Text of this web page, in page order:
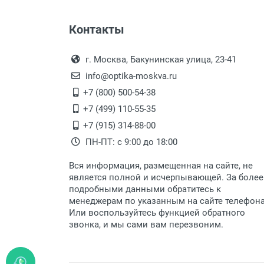
Длина дужки:
Ширина линзы:
Высота линзы:
Ширина мостика:
Тип оправы:
Материал оправы:
Материал дужки:
Цвет линзы:
Цвет оправы:
Перечисление средств на
Перевод денег на карту Сбербанка.
Выдаем товар в рабочие
После того, как заказ
Для получения товара при
Заказ необходимо
дополнительных расходов за
Доставка по Москве
Доставляем товар по
Доставка транспортными
Данный способ доставки
Мы сотрудничаем с
быстро подберем для Вас
Контакты
г. Москва, Бакунинская улица, 23-41
info@optika-moskva.ru
+7 (800) 500-54-38
+7 (499) 110-55-35
+7 (915) 314-88-00
ПН-ПТ: с 9:00 до 18:00
Вся информация, размещенная на сайте, не
является полной и исчерпывающей. За более
подробными данными обратитесь к
менеджерам по указанным на сайте
Или воспользуйтесь функцией обратного
звонка, и мы сами вам перезвоним.